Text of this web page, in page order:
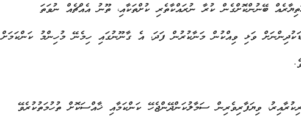
ބޭނުންކޮށްގެން ކުރާ ނުރައްކާތެރި ކުށްތަކާއި، ތޫނު އެއްޗެއް ނުވަތަ
ވަޅި ވިއްކުން މަނާކުރުން ފަދަ، އެ ގާނޫނުގައި ހިމެނޭ މުހިންމު ކަންކަމަށް
ވިޔަފާރިވެރިން ސަމާލުކަންދޭންޖެހޭ ކަންކަމާއި ޚާއްސަކޮށް ތުހުމަތުކުރެވޭ